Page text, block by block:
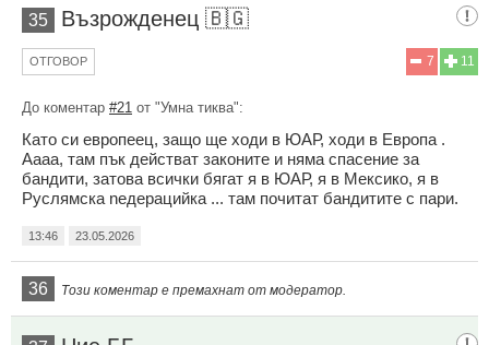
35 Възpожденец 🇧🇬
11
7
ОТГОВОР
До коментар #21 от "Умна тиква":
Като си европеец, защо ще ходи в ЮАР, ходи в Европа .
Аааа, там пък действат законите и няма спасение за
бандити, затова всички бягат я в ЮАР, я в Мексико, я в
Руслямска neдepaцийка ... там почитат бандитите с пари.
13:46 23.05.2026
36 Този коментар е премахнат от модератор.